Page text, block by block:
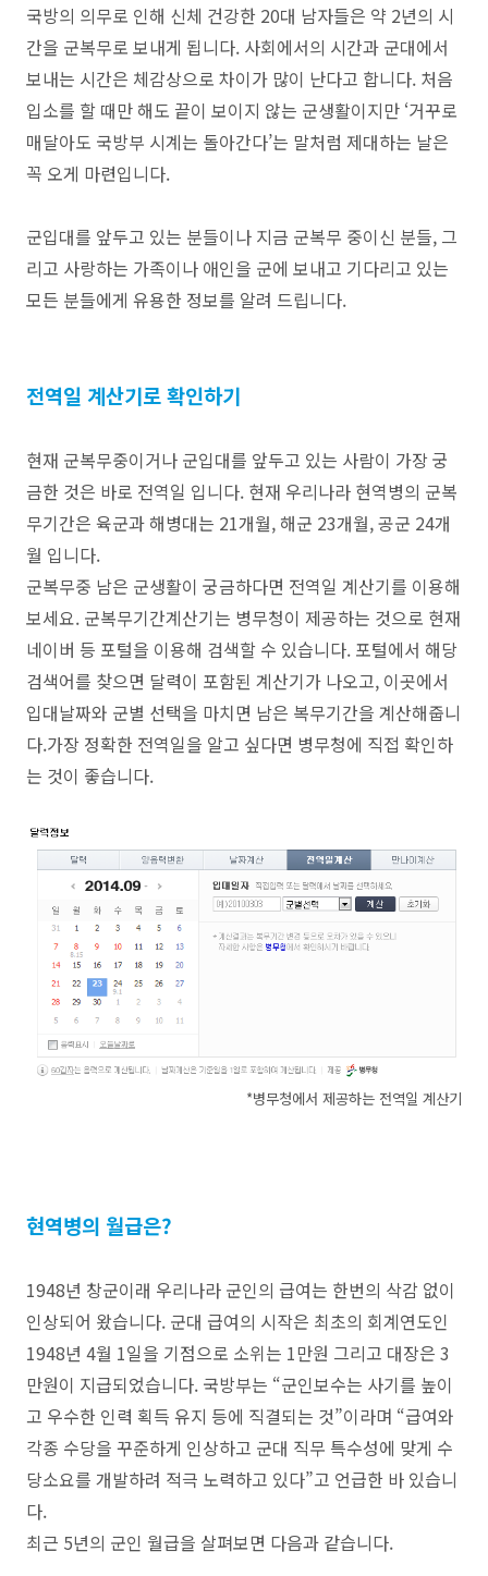
국방의 의무로 인해 신체 건강한 20대 남자들은 약 2년의 시
간을 군복무로 보내게 됩니다. 사회에서의 시간과 군대에서
보내는 시간은 체감상으로 차이가 많이 난다고 합니다. 처음
입소를 할 때만 해도 끝이 보이지 않는 군생활이지만 ‘거꾸로
매달아도 국방부 시계는 돌아간다’는 말처럼 제대하는 날은
꼭 오게 마련입니다.
군입대를 앞두고 있는 분들이나 지금 군복무 중이신 분들, 그
리고 사랑하는 가족이나 애인을 군에 보내고 기다리고 있는
모든 분들에게 유용한 정보를 알려 드립니다.
전역일 계산기로 확인하기
현재 군복무중이거나 군입대를 앞두고 있는 사람이 가장 궁
금한 것은 바로 전역일 입니다. 현재 우리나라 현역병의 군복
무기간은 육군과 해병대는 21개월, 해군 23개월, 공군 24개
월 입니다.
군복무중 남은 군생활이 궁금하다면 전역일 계산기를 이용해
보세요. 군복무기간계산기는 병무청이 제공하는 것으로 현재
네이버 등 포털을 이용해 검색할 수 있습니다. 포털에서 해당
검색어를 찾으면 달력이 포함된 계산기가 나오고, 이곳에서
입대날짜와 군별 선택을 마치면 남은 복무기간을 계산해줍니
다.가장 정확한 전역일을 알고 싶다면 병무청에 직접 확인하
는 것이 좋습니다.
*병무청에서 제공하는 전역일 계산기
현역병의 월급은?
1948년 창군이래 우리나라 군인의 급여는 한번의 삭감 없이
인상되어 왔습니다. 군대 급여의 시작은 최초의 회계연도인
1948년 4월 1일을 기점으로 소위는 1만원 그리고 대장은 3
만원이 지급되었습니다. 국방부는 “군인보수는 사기를 높이
고 우수한 인력 획득 유지 등에 직결되는 것”이라며 “급여와
각종 수당을 꾸준하게 인상하고 군대 직무 특수성에 맞게 수
당소요를 개발하려 적극 노력하고 있다”고 언급한 바 있습니
다.
최근 5년의 군인 월급을 살펴보면 다음과 같습니다.